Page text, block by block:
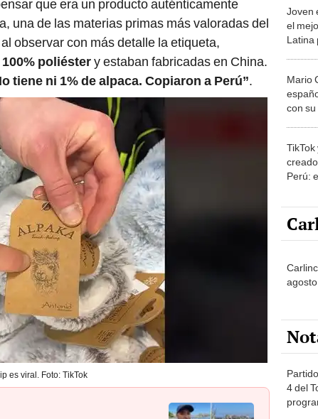
que era un producto auténticamente
una de las materias primas más valoradas del
observar con más detalle la etiqueta,
poliéstery estaban fabricadas en China.
tiene ni 1% de alpaca. Copiaron a Perú”.
es viral. Foto: TikTok
Joven
el
Latina
Mario
con su
TikTok
Perú:
1.000
4 del